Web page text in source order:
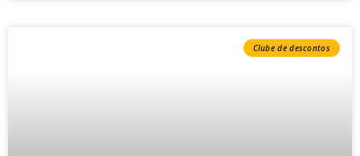
Clube de descontos